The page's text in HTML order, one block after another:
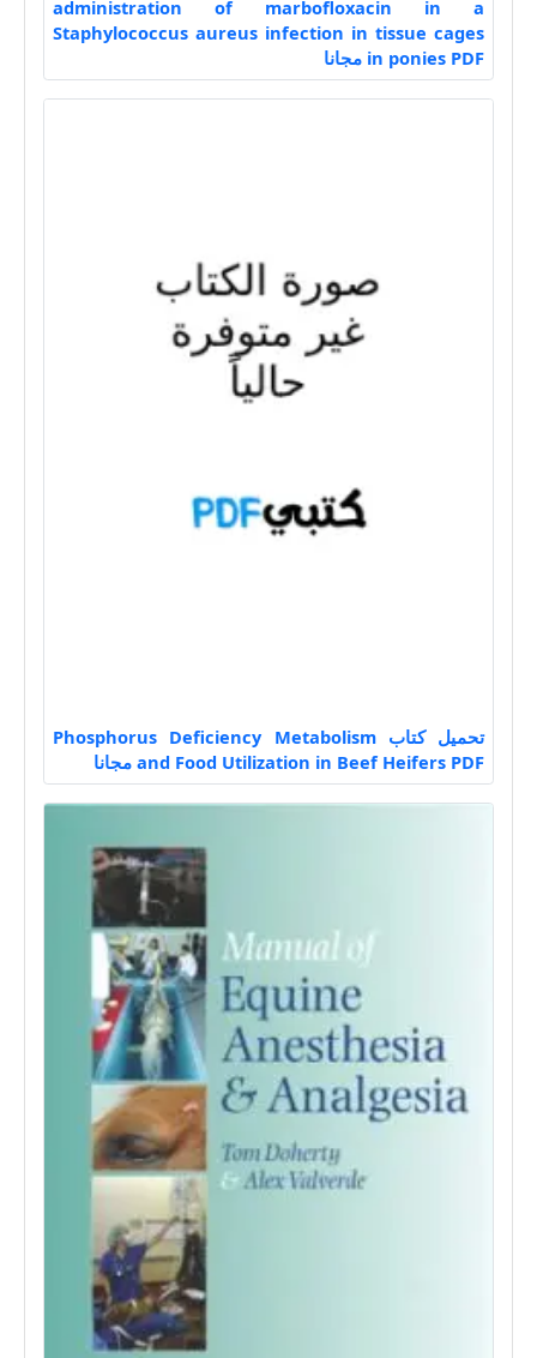
administration of marbofloxacin in a
Staphylococcus aureus infection in tissue cages
in ponies PDF مجانا
تحميل كتاب Phosphorus Deficiency Metabolism
and Food Utilization in Beef Heifers PDF مجانا